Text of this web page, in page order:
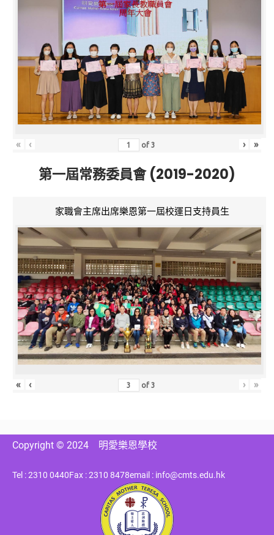
« ‹ of3 › »
第一屆常務委員會 (2019-2020)
家職會主席出席樂恩第一屆校運日支持員生
« ‹ of3 › »
Copyright © 2024 明愛樂恩學校
Tel : 2310 0440Fax : 2310 8478email : info@cmts.edu.hk